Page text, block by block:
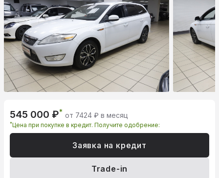
545 000 ₽* от 7424 ₽ в месяц
*Цена при покупке в кредит. Получите одобрение:
Заявка на кредит
Trade-in